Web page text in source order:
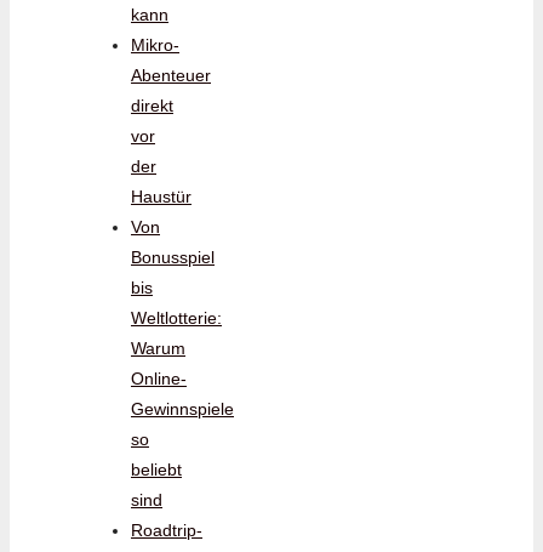
kann
Mikro-
Abenteuer
direkt
vor
der
Haustür
Von
Bonusspiel
bis
Weltlotterie:
Warum
Online-
Gewinnspiele
so
beliebt
sind
Roadtrip-